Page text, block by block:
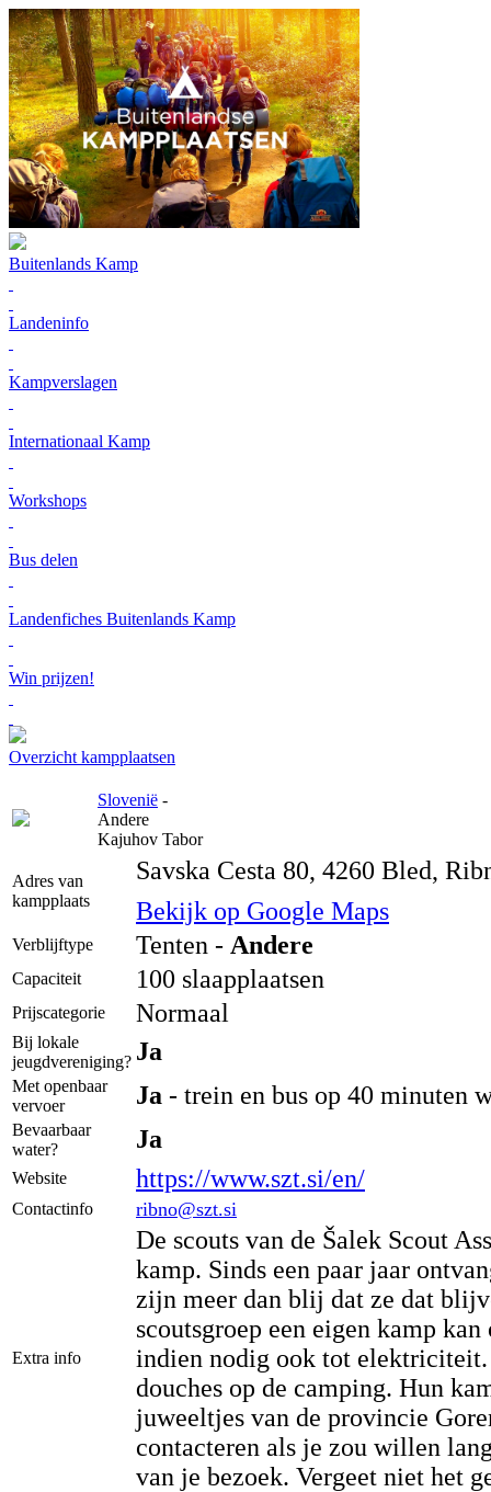
Buitenlands Kamp
Landeninfo
Kampverslagen
Internationaal Kamp
Workshops
Bus delen
Landenfiches Buitenlands Kamp
Win prijzen!
Overzicht kampplaatsen
Slovenië -
Andere
Kajuhov Tabor
Adres van
kampplaats
Savska Cesta 80, 4260 Bled,
Bekijk op Google Maps
Verblijftype Tenten - Andere
Capaciteit 100 slaapplaatsen
Prijscategorie Normaal
Bij lokale
jeugdvereniging? Ja
Met openbaar
vervoer
Ja - trein en bus op 40 minuten
Bevaarbaar
water?
Ja
Website https://www.szt.si/en/
Contactinfo ribno@szt.si
Extra info
De scouts van de Šalek Scout
kamp. Sinds een paar jaar
zijn meer dan blij dat ze dat
scoutsgroep een eigen kamp
indien nodig ook tot
douches op de camping. Hun
juweeltjes van de provincie
contacteren als je zou willen
van je bezoek. Vergeet niet het